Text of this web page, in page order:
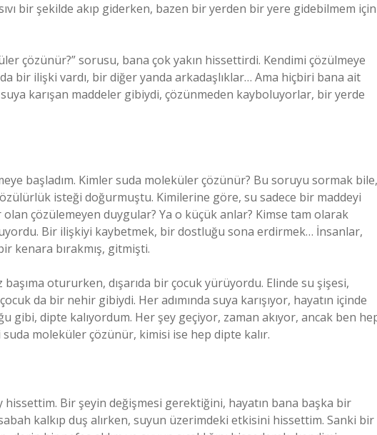
bir şekilde akıp giderken, bazen bir yerden bir yere gidebilmem için
çözünür?” sorusu, bana çok yakın hissettirdi. Kendimi çözülmeye
bir ilişki vardı, bir diğer yanda arkadaşlıklar… Ama hiçbiri bana ait
karışan maddeler gibiydi, çözünmeden kayboluyorlar, bir yerde
başladım. Kimler suda moleküler çözünür? Bu soruyu sormak bile,
isteği doğurmuştu. Kimilerine göre, su sadece bir maddeyi
çözülemeyen duygular? Ya o küçük anlar? Kimse tam olarak
Bir ilişkiyi kaybetmek, bir dostluğu sona erdirmek… İnsanlar,
kenara bırakmış, gitmişti.
otururken, dışarıda bir çocuk yürüyordu. Elinde su şişesi,
da bir nehir gibiydi. Her adımında suya karışıyor, hayatın içinde
gibi, dipte kalıyordum. Her şey geçiyor, zaman akıyor, ancak ben
moleküler çözünür, kimisi ise hep dipte kalır.
hissettim. Bir şeyin değişmesi gerektiğini, hayatın bana başka bir
kalkıp duş alırken, suyun üzerimdeki etkisini hissettim. Sanki bir